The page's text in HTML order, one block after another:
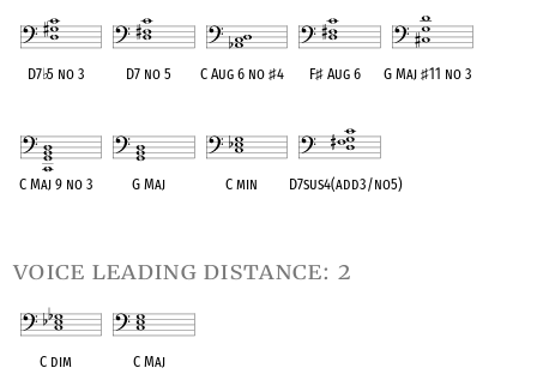
D7♭5 no 3 D7 no 5 C Aug 6 no ♯4 F♯Aug 6 G Maj ♯11 no 3
C Maj 9 no 3 G Maj C min D7sus4(add3/no5)
voice leading distance: 2
C dim C Maj